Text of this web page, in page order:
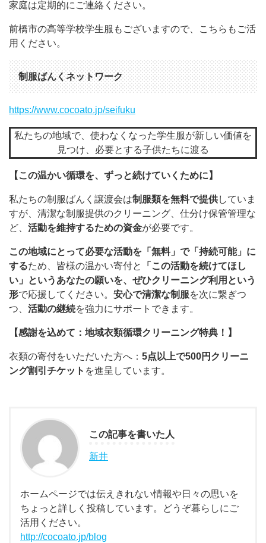
家庭は定期的にご連絡ください。
前橋市の高等学校学生服もございますので、こちらもご活
用ください。
制服ばんくネットワーク
https://www.cocoato.jp/seifuku
私たちの地域で、使わなくなった学生服が新しい価値を
見つけ、必要とする子供たちに渡る
【この温かい循環を、ずっと続けていくために】
私たちの制服ばんく譲渡会は制服類を無料で提供していま
すが、清潔な制服提供のクリーニング、仕分け保管管理な
ど、 活動を維持するための資金が必要です。
この地域にとって必要な活動を「無料」で「持続可能」に
するため、皆様の温かい寄付と
「この活動を続けてほし
い」
というあなたの願いを、ぜひクリーニング利用という
形で応援してください。 安心で清潔な制服を次に繋ぎつ
つ、 活動の継続を強力にサポートできます。
【感謝を込めて：地域衣類循環クリーニング特典！】
衣類の寄付をいただいた方へ： 5点以上で500円クリーニ
ング割引チケット を進呈しています。
この記事を書いた人
新井
ホームページでは伝えきれない情報や日々の思いを
ちょっと詳しく投稿しています。どうぞ暮らしにご
活用ください。
http://cocoato.jp/blog